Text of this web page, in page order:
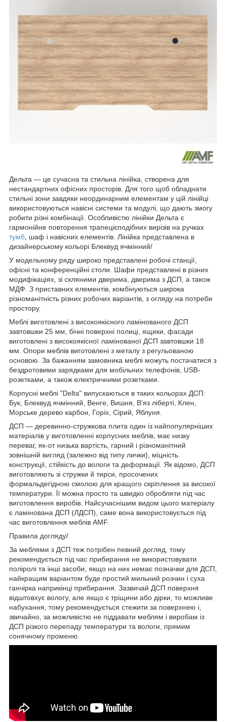
Дельта — це сучасна та стильна лінійка, створена для
нестандартних офісних просторів. Для того щоб обладнати
стильні зони завдяки неординарним елементам у цій лінійці
використовуються навісні системи та модулі, що дають змогу
робити різні комбінації. Особливістю лінійки Дельта є
гармонійне повторення трапецієподібних вирізів на ручках
тумб , шаф і навісних елементів. Лінійка представлена в
дизайнерському кольорі Блеквуд ячмінний/
У модельному ряду широко представлені робочі станції,
офісні та конференційні столи. Шафи представлені в різних
модифікаціях, зі скляними дверима, дверима з ДСП, а також
МДФ. З приставних елементів, комбінуються широка
різноманітність різних робочих варіантів, з огляду на потреби
простору.
Меблі виготовлені з високоякісного ламінованого ДСП
завтовшки 25 мм, бічні поверхні полиці, ящики, фасади
виготовлені з високоякісної ламінованої ДСП завтовшки 18
мм. Опори меблів виготовлені з металу з регульованою
основою. За бажанням замовника меблі можуть постачатися з
бездротовими зарядками для мобільних телефонів, USB-
розетками, а також електричними розетками.
Корпусні меблі "Delta" випускаються в таких кольорах ДСП:
Бук, Блеквуд ячмінний, Венге, Вишня, В'яз ліберті, Клен,
Морське дерево карбон, Горіх, Сірий, Яблуня.
ДСП — деревинно-стружкова плита один із найпопулярніших
матеріалів у виготовленні корпусних меблів, має низку
переваг, як-от низька вартість, гарний і різноманітний
зовнішній вигляд (залежно від типу лички), міцність
конструкції, стійкість до вологи та деформації. Як відомо, ДСП
виготовляють зі стружки й тирси, просочених
формальдегідною смолою для кращого скріплення за високої
температури. Її можна просто та швидко обробляти під час
виготовлення виробів. Найсучаснішим видом цього матеріалу
є ламінована ДСП (ЛДСП), саме вона використовується під
час виготовлення меблів AMF.
Правила догляду/
За меблями з ДСП теж потрібен певний догляд, тому
рекомендується під час прибирання не використовувати
поліролі та інші засоби, якщо на них немає позначки для ДСП,
найкращим варіантом буде простий мильний розчин і суха
ганчірка наприкінці прибирання. Зазвичай ДСП поверхня
відштовхує вологу, але якщо є тріщини або дірки, то можливе
набухання, тому рекомендується стежити за поверхнею і,
звичайно, за можливістю не піддавати меблям і виробам із
ДСП різкого перепаду температури та вологи, прямим
сонячному променю.